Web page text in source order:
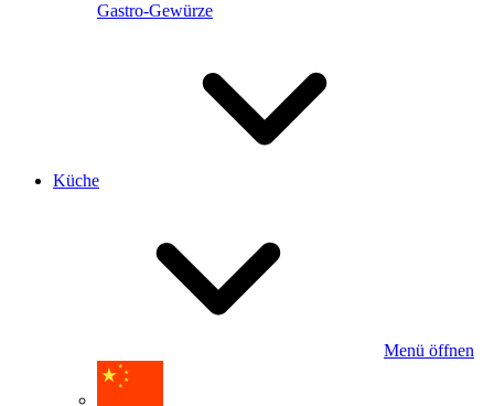
Gastro-Gewürze
Küche
Menü öffnen